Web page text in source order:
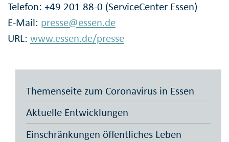
Telefon: +49 201 88-0 (ServiceCenter Essen)
E-Mail: presse@essen.de
URL: www.essen.de/presse
Themenseite zum Coronavirus in Essen
Aktuelle Entwicklungen
Einschränkungen öffentliches Leben